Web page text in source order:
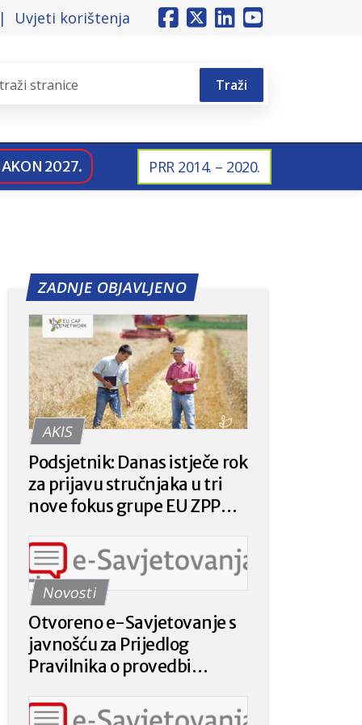
Uvjeti korištenja
Traži
2027. PRR 2014. – 2020.
ZADNJE OBJAVLJENO
AKIS
Podsjetnik: Danas istječe rok
za prijavu stručnjaka u tri
nove fokus grupe EU ZPP
Novosti
Otvoreno e-Savjetovanje s
javnošću za Prijedlog
Pravilnika o provedbi
plaćanja poljoprivrednicima